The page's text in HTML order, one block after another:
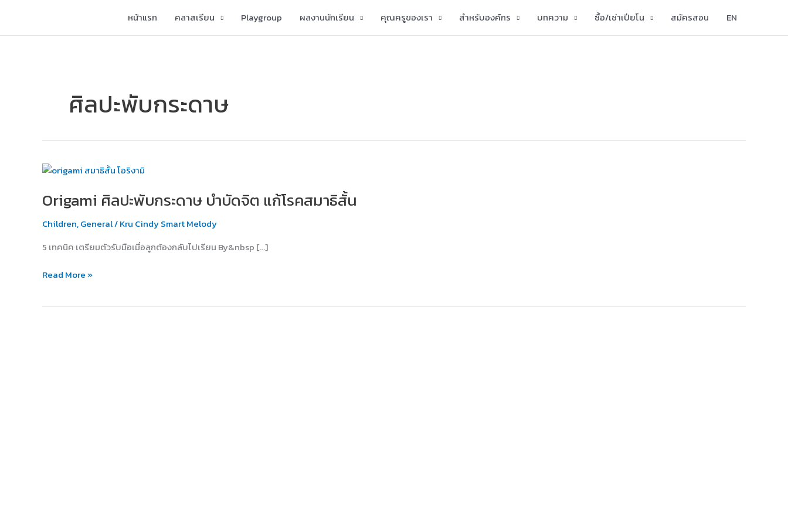
content
หน้าแรก คลาสเรียน Playgroup ผลงานนักเรียน คุณครูของเรา สำหรับองค์กร บทความ ซื้อ/เช่าเปียโน สมัครสอน EN
ศิลปะพับกระดาษ
Origami ศิลปะพับกระดาษ บำบัดจิต แก้โรคสมาธิสั้น
Children,General/Kru Cindy Smart Melody
5 เทคนิค เตรียมตัวรับมือเมื่อลูกต้องกลับไปเรียน By&nbsp […]
Origami
พับ
กระดาษ
บำบัด
แก้
สมาธิ
Read More »